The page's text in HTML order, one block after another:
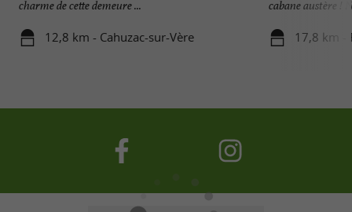
charme de cette demeure ...
12,8 km - Cahuzac-sur-Vère
cabane austère !
17,8 km -